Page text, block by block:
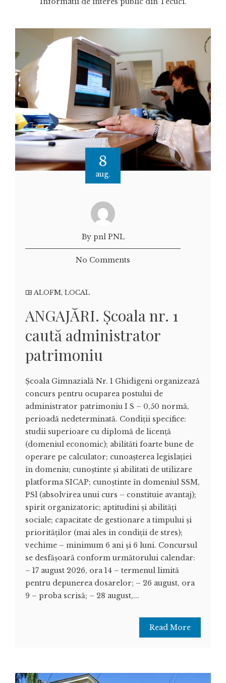
8
aug.
By pnl PNL
No Comments
ALOFM, LOCAL
ANGAJĂRI. Școala nr. 1
caută administrator
patrimoniu
Școala Gimnazială Nr. 1 Ghidigeni organizează
concurs pentru ocuparea postului de
administrator patrimoniu I S – 0,50 normă,
perioadă nedeterminată. Condiţii specifice:
studii superioare cu diplomă de licență
(domeniul economic); abilităti foarte bune de
operare pe calculator; cunoașterea legislației
în domeniu; cunoştinte şi abilitati de utilizare
platforma SICAP; cunoştinte în domeniul SSM,
PSl (absolvirea unui curs – constituie avantaj);
spirit organizatoric; aptitudini și abilități
sociale; capacitate de gestionare a timpului și
priorităților (mai ales in condiții de stres);
vechime – minimum 6 ani și 6 luni. Concursul
se desfășoară conform următorului calendar:
– 17 august 2026, ora 14 – termenul limită
pentru depunerea dosarelor; – 26 august, ora
9 – proba scrisă; – 28 august,...
Read More